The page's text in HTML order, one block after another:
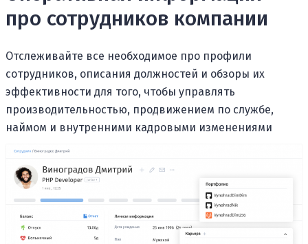
про сотрудников компании
Отслеживайте все необходимое про профили
сотрудников, описания должностей и обзоры их
эффективности для того, чтобы управлять
производительностью, продвижением по службе,
наймом и внутренними кадровыми изменениями